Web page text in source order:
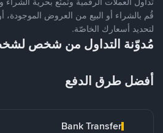
قُم بالشراء أو البيع من العروض الموجودة،
لتحديد أسعارك الخاصّة.
مُدوّنة التداول من شخص
أفضل طرق الدفع
Bank Transfer